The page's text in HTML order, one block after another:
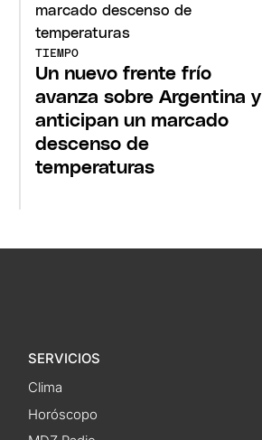
TIEMPO
Un nuevo frente frío
avanza sobre Argentina y
anticipan un marcado
descenso de
temperaturas
SERVICIOS
Clima
Horóscopo